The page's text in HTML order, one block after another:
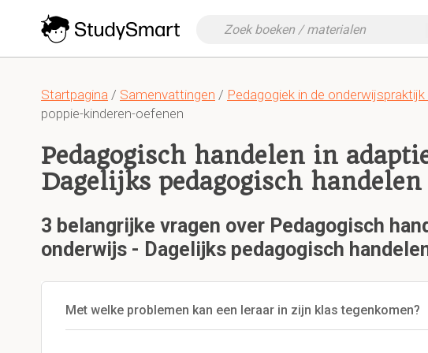
Startpagina / Samenvattingen / Pedagogiek in de
poppie-kinderen-oefenen
Pedagogisch handelen in
Dagelijks pedagogisch handelen
3 belangrijke vragen over Pedagogisch
onderwijs - Dagelijks pedagogisch
Met welke problemen kan een leraar in zijn klas tegenkomen?